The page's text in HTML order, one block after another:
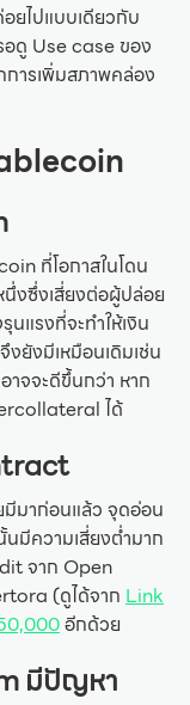
ยไปแบบเดียวกับ
ดู Use case ของ
การเพิ่มสภาพคล่อง
ที่โอกาสในโดน
งซึ่งเสี่ยงต่อผู้ปล่อย
แรงที่จะทำให้เงิน
ยังมีเหมือนเดิมเช่น
จจะดีขึ้นกว่า หาก
ได้
มีมาก่อนแล้ว จุดอ่อน
มีความเสี่ยงต่ำมาก
จาก Open
(ดูได้จาก Link
อีกด้วย
มีปัญหา